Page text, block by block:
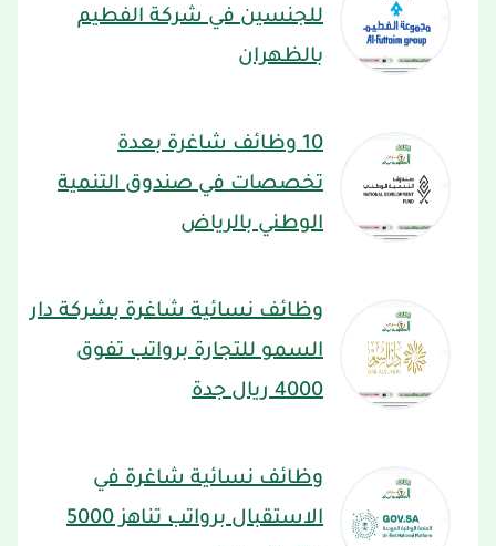
للجنسين في شركة الفطيم
بالظهران
10 وظائف شاغرة بعدة
تخصصات في صندوق التنمية
الوطني بالرياض
وظائف نسائية شاغرة بشركة دار
السمو للتجارة برواتب تفوق
4000 ريال جدة
وظائف نسائية شاغرة في
الاستقبال برواتب تناهز 5000